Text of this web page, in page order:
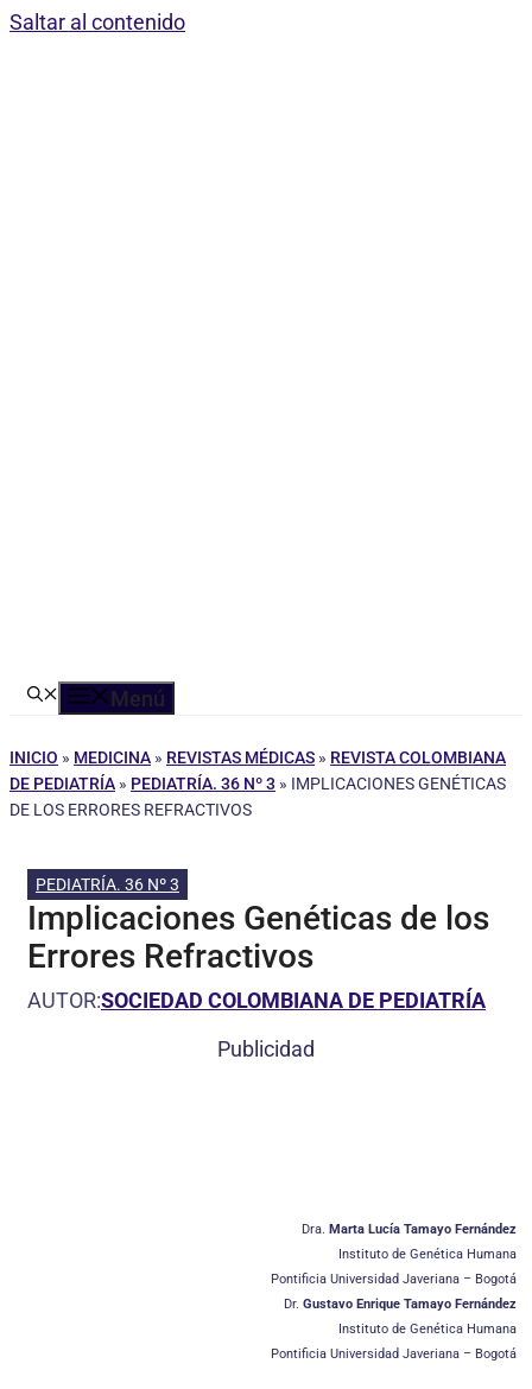
Saltar al contenido
Menú
INICIO » MEDICINA » REVISTAS MÉDICAS » REVISTA COLOMBIANA
DE PEDIATRÍA » PEDIATRÍA. 36 Nº 3 » IMPLICACIONES GENÉTICAS
DE LOS ERRORES REFRACTIVOS
PEDIATRÍA. 36 Nº 3
Implicaciones Genéticas de los
Errores Refractivos
AUTOR:SOCIEDAD COLOMBIANA DE PEDIATRÍA
Publicidad
Dra. Marta Lucía Tamayo Fernández
Instituto de Genética Humana
Pontificia Universidad Javeriana – Bogotá
Dr. Gustavo Enrique Tamayo Fernández
Instituto de Genética Humana
Pontificia Universidad Javeriana – Bogotá